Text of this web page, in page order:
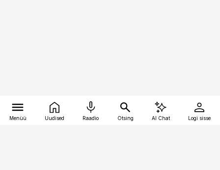
Menüü Uudised Raadio Otsing AI Chat Logi sisse